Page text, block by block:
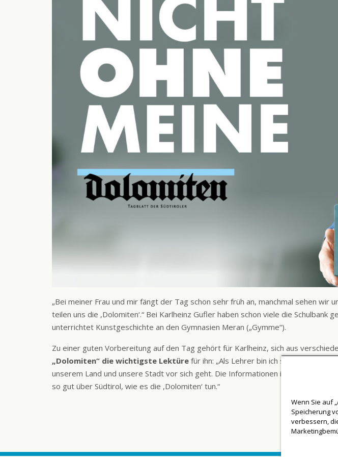
„Bei meiner Frau und mir fängt der Tag schon sehr früh an, manchmal sehen wir
teilen uns die ,Dolomiten‘.“ Bei Karlheinz Gufler haben schon viele die
unterrichtet Kunstgeschichte an den Gymnasien Meran („Gymme“).
Zu einer guten Vorbereitung auf den Tag gehört für Karlheinz, sich aus
„Dolomiten“ die wichtigste Lektüre für ihn: „Als Lehrer bin ich ständig im
unserem Land und unsere Stadt vor sich geht. Die Informationen integriere ich
so gut über Südtirol, wie es die ,Dolomiten‘ tun.“
Wenn Sie auf
Speicherung
verbessern,